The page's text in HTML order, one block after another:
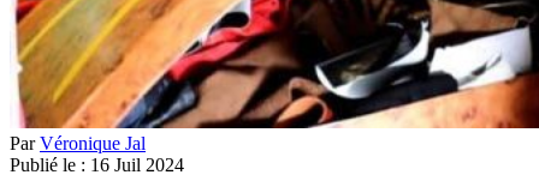
ParVéronique Jal
Publié le : 16 Juil 2024